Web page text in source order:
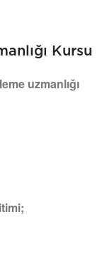
Kursu
uzmanlığı